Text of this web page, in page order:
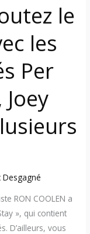
le
les
Per
Desgagné
RON COOLEN a
», qui contient
D’ailleurs, vous